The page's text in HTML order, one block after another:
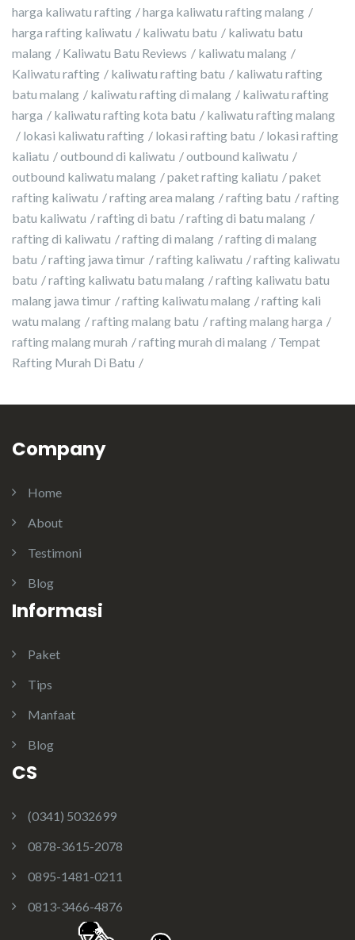
harga kaliwatu rafting
harga kaliwatu rafting malang
harga rafting kaliwatu
kaliwatu batu
kaliwatu batu
malang
Kaliwatu Batu Reviews
kaliwatu malang
Kaliwatu rafting
kaliwatu rafting batu
kaliwatu rafting
batu malang
kaliwatu rafting di malang
kaliwatu rafting
harga
kaliwatu rafting kota batu
kaliwatu rafting malang
lokasi kaliwatu rafting
lokasi rafting batu
lokasi rafting
kaliatu
outbound di kaliwatu
outbound kaliwatu
outbound kaliwatu malang
paket rafting kaliatu
paket
rafting kaliwatu
rafting area malang rafting batu
rafting
batu kaliwatu
rafting di batu
rafting di batu malang
rafting di kaliwatu
rafting di malang
rafting di malang
batu
rafting jawa timur rafting kaliwatu
rafting kaliwatu
batu
rafting kaliwatu batu malang
rafting kaliwatu batu
malang jawa timur
rafting kaliwatu malang
rafting kali
watu malang
rafting malang batu
rafting malang harga
rafting malang murah
rafting murah di malang
Tempat
Rafting Murah Di Batu
Company
Home
About
Testimoni
Blog
Informasi
Paket
Tips
Manfaat
Blog
CS
(0341) 5032699
0878-3615-2078
0895-1481-0211
0813-3466-4876